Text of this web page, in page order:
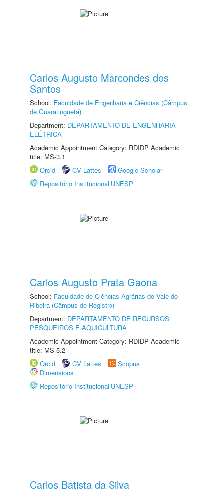
Carlos Augusto Marcondes dos
Santos
School: Faculdade de Engenharia e Ciências (Câmpus
de Guaratinguetá)
Department: DEPARTAMENTO DE ENGENHARIA
ELÉTRICA
Academic Appointment Category: RDIDP Academic
title: MS-3.1
Orcid
CV Lattes
Google Scholar
Repositório Institucional UNESP
Carlos Augusto Prata Gaona
School: Faculdade de Ciências Agrárias do Vale do
Ribeira (Câmpus de Registro)
Department: DEPARTAMENTO DE RECURSOS
PESQUEIROS E AQUICULTURA
Academic Appointment Category: RDIDP Academic
title: MS-5.2
Orcid
CV Lattes
Scopus
Dimensions
Repositório Institucional UNESP
Carlos Batista da Silva